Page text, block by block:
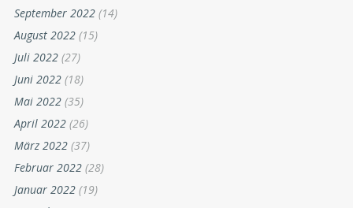
September 2022 (14)
August 2022 (15)
Juli 2022 (27)
Juni 2022 (18)
Mai 2022 (35)
April 2022 (26)
März 2022 (37)
Februar 2022 (28)
Januar 2022 (19)